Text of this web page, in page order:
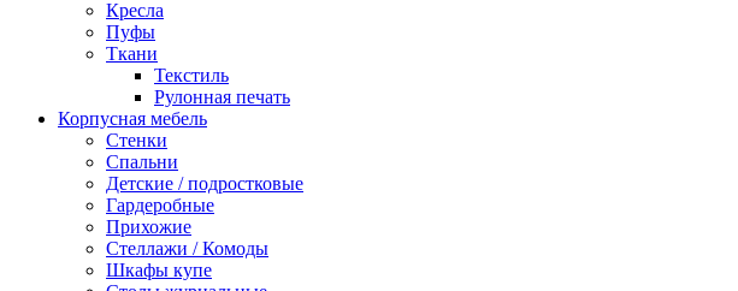
Кресла
Пуфы
Ткани
Текстиль
Рулонная печать
Корпусная мебель
Стенки
Спальни
Детские / подростковые
Гардеробные
Прихожие
Стеллажи / Комоды
Шкафы купе